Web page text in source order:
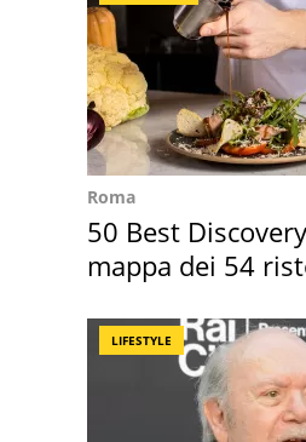
Roma
50 Best
mappa dei 54
LIFESTYLE